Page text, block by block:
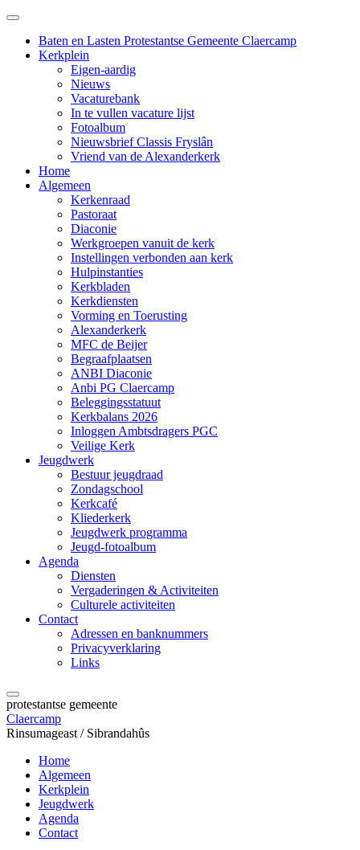
Baten en Lasten Protestantse Gemeente Claercamp
Kerkplein
Eigen-aardig
Nieuws
Vacaturebank
In te vullen vacature lijst
Fotoalbum
Nieuwsbrief Classis Fryslân
Vriend van de Alexanderkerk
Home
Algemeen
Kerkenraad
Pastoraat
Diaconie
Werkgroepen vanuit de kerk
Instellingen verbonden aan kerk
Hulpinstanties
Kerkbladen
Kerkdiensten
Vorming en Toerusting
Alexanderkerk
MFC de Beijer
Begraafplaatsen
ANBI Diaconie
Anbi PG Claercamp
Beleggingsstatuut
Kerkbalans 2026
Inloggen Ambtsdragers PGC
Veilige Kerk
Jeugdwerk
Bestuur jeugdraad
Zondagschool
Kerkcafé
Kliederkerk
Jeugdwerk programma
Jeugd-fotoalbum
Agenda
Diensten
Vergaderingen & Activiteiten
Culturele activiteiten
Contact
Adressen en banknummers
Privacyverklaring
Links
protestantse gemeente
Claercamp
Rinsumageast / Sibrandahûs
Home
Algemeen
Kerkplein
Jeugdwerk
Agenda
Contact